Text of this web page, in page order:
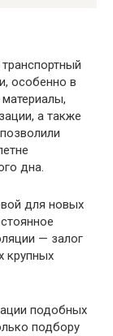
особенно в
а также
дна.
для новых
— залог
крупных
подобных
подбору